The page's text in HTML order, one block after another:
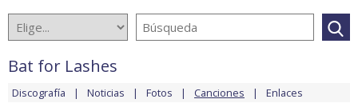
Bat for Lashes
Discografía Noticias Fotos Canciones Enlaces